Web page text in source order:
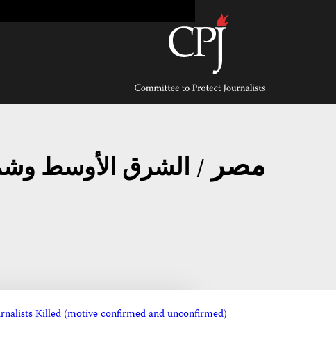
Committee
Protect
Journalists
مصر/ الشرق الأوسط
Killed (motive confirmed and unconfirmed)